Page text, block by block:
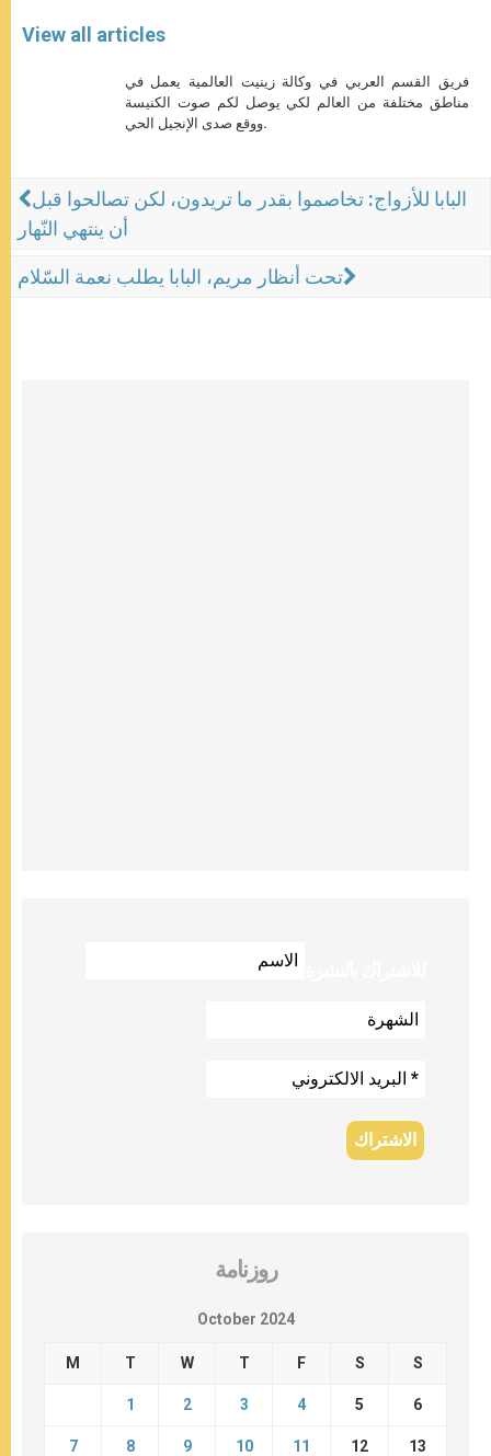
View all articles
فريق القسم العربي في وكالة زينيت العالمية يعمل في
مناطق مختلفة من العالم لكي يوصل لكم صوت الكنيسة
ووقع صدى الإنجيل الحي.
البابا للأزواج: تخاصموا بقدر ما تريدون، لكن تصالحوا قبل
أن ينتهي النّهار
تحت أنظار مريم، البابا يطلب نعمة السّلام
روزنامة
October 2024
M T W T F S S
1 2 3 4 5 6
7 8 9 10 11 12 13